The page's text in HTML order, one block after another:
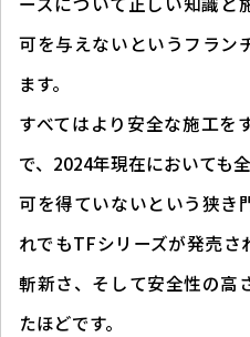
可を与えないというフラン
ます。
すべてはより安全な施工を
で、2024年現在においても
可を得ていないという狭き
れでもTFシリーズが発売さ
斬新さ、そして安全性の高
たほどです。